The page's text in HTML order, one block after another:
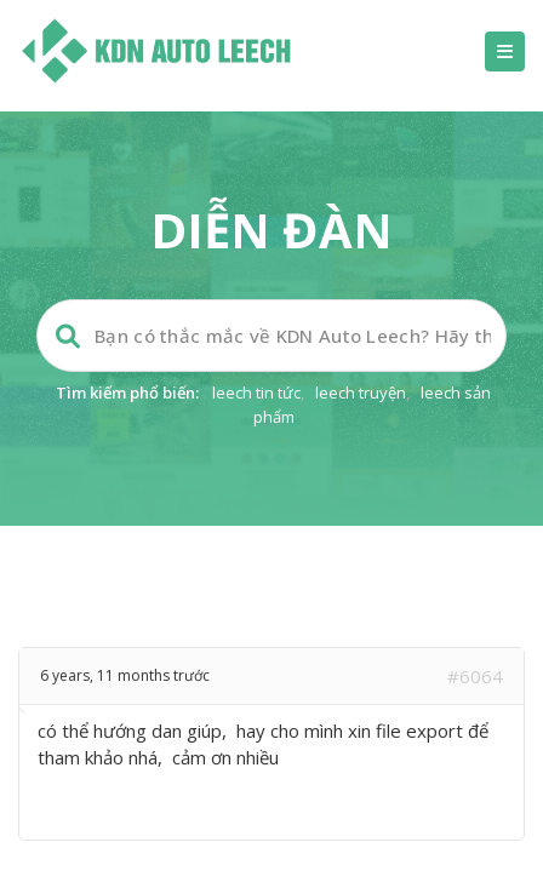
DIỄN ĐÀN
Tìm kiếm phổ biến: leech tin tức, leech truyện, leech sản
phẩm
6 years, 11 months trước #6064
có thể hướng dan giúp, hay cho mình xin file export để
tham khảo nhá, cảm ơn nhiều